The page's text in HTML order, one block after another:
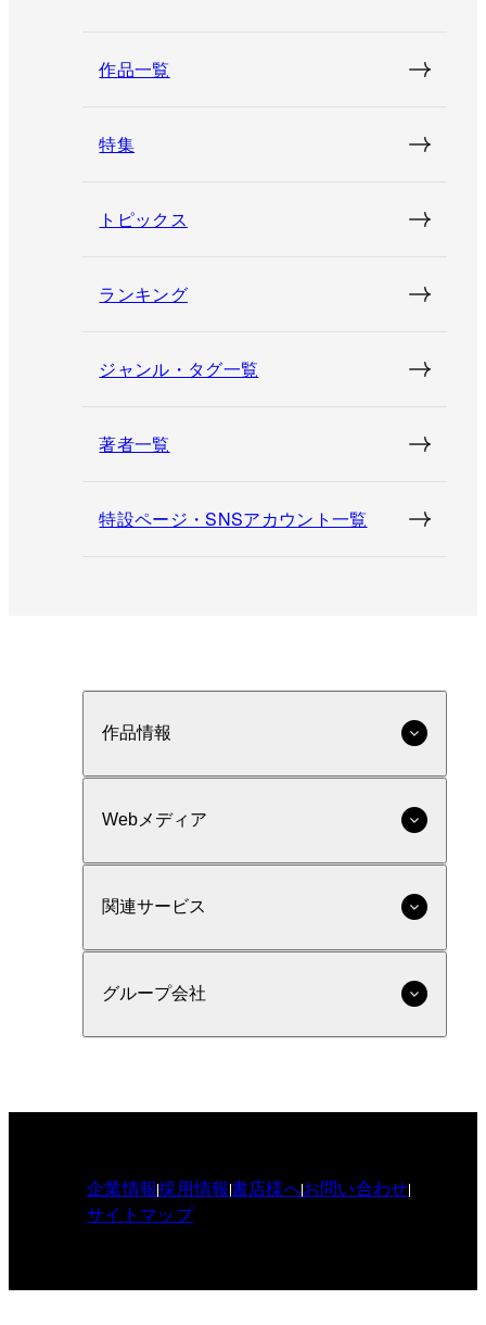
作品一覧
特集
トピックス
ランキング
ジャンル・タグ一覧
著者一覧
特設ページ・SNSアカウント一覧
作品情報
Webメディア
関連サービス
グループ会社
企業情報採用情報書店様へお問い合わせ
サイトマップ